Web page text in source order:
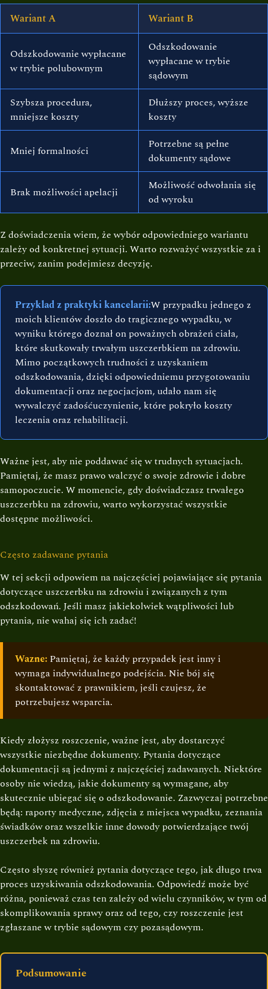
Wariant A Wariant B
Odszkodowanie wypłacane
w trybie polubownym
Odszkodowanie
wypłacane w trybie
sądowym
Szybsza procedura,
mniejsze koszty
Dłuższy proces, wyższe
koszty
Mniej formalności
Potrzebne są pełne
dokumenty sądowe
Brak możliwości apelacji
Możliwość odwołania się
od wyroku
Z doświadczenia wiem, że wybór odpowiedniego wariantu
zależy od konkretnej sytuacji. Warto rozważyć wszystkie za i
przeciw, zanim podejmiesz decyzję.
Przyklad z praktyki kancelarii:W przypadku jednego z
moich klientów doszło do tragicznego wypadku, w
wyniku którego doznał on poważnych obrażeń ciała,
które skutkowały trwałym uszczerbkiem na zdrowiu.
Mimo początkowych trudności z uzyskaniem
odszkodowania, dzięki odpowiedniemu przygotowaniu
dokumentacji oraz negocjacjom, udało nam się
wywalczyć zadośćuczynienie, które pokryło koszty
leczenia oraz rehabilitacji.
Ważne jest, aby nie poddawać się w trudnych sytuacjach.
Pamiętaj, że masz prawo walczyć o swoje zdrowie i dobre
samopoczucie. W momencie, gdy doświadczasz trwałego
uszczerbku na zdrowiu, warto wykorzystać wszystkie
dostępne możliwości.
Często zadawane pytania
W tej sekcji odpowiem na najczęściej pojawiające się pytania
dotyczące uszczerbku na zdrowiu i związanych z tym
odszkodowań. Jeśli masz jakiekolwiek wątpliwości lub
pytania, nie wahaj się ich zadać!
Wazne: Pamiętaj, że każdy przypadek jest inny i
wymaga indywidualnego podejścia. Nie bój się
skontaktować z prawnikiem, jeśli czujesz, że
potrzebujesz wsparcia.
Kiedy złożysz roszczenie, ważne jest, aby dostarczyć
wszystkie niezbędne dokumenty. Pytania dotyczące
dokumentacji są jednymi z najczęściej zadawanych. Niektóre
osoby nie wiedzą, jakie dokumenty są wymagane, aby
skutecznie ubiegać się o odszkodowanie. Zazwyczaj potrzebne
będą: raporty medyczne, zdjęcia z miejsca wypadku, zeznania
świadków oraz wszelkie inne dowody potwierdzające twój
uszczerbek na zdrowiu.
Często słyszę również pytania dotyczące tego, jak długo trwa
proces uzyskiwania odszkodowania. Odpowiedź może być
różna, ponieważ czas ten zależy od wielu czynników, w tym od
skomplikowania sprawy oraz od tego, czy roszczenie jest
zgłaszane w trybie sądowym czy pozasądowym.
Podsumowanie